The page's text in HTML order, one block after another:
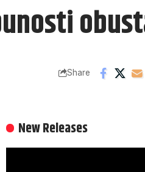
Share
New Releases